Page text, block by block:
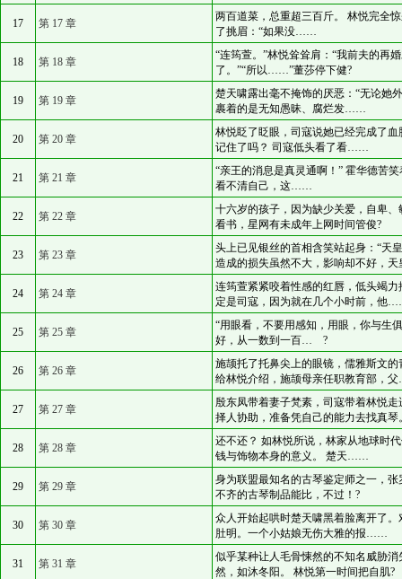
17 第 17 章
两百道菜，总重超三百斤。 林悦完全
了挑眉：“如果没……
18 第 18 章
“连筠萱。”林悦耸耸肩：“我前夫的再
了。”“所以……”董莎停下健?
19 第 19 章
楚天啸露出毫不掩饰的厌恶：“无论她
裹着的是无知愚昧、腐烂发……
20 第 20 章
林悦眨了眨眼，司寇说她已经完成了
记住了吗？ 司寇低头看了看……
21 第 21 章
“亲王的消息是真灵通啊！” 霍华德苦
看不清自己，这……
22 第 22 章
十六岁的孩子，因为缺少关爱，自卑
看书，星网有未成年上网时间管俊?
23 第 23 章
头上已见银丝的首相含笑站起身：“天
造成的损失虽然不大，影响却不好，天
24 第 24 章
连筠萱紧紧咬着性感的红唇，低头竭
定是司寇，因为就在几个小时前，他
25 第 25 章
“用眼看，不要用感知，用眼，你与
好，从一数到一百… ?
26 第 26 章
施颉托了托鼻尖上的眼镜，儒雅斯文
给林悦介绍，施颉母亲任职教育部，
27 第 27 章
殷东凤带着妻子梵素，司寇带着林悦
择人协助，准备凭自己的能力去找真
28 第 28 章
还不还？ 如林悦所说，林家从地球时
钱与饰物本身的意义。 楚天……
29 第 29 章
身为联盟最知名的古琴鉴定师之一，
不齐的古琴制品能比，不过！?
30 第 30 章
众人开始起哄时楚天啸黑着脸离开了
肚明。一个小姑娘无伤大雅的报……
31 第 31 章
似乎某种让人毛骨悚然的不知名威胁
然，如沐冬阳。 林悦第一时间把自肌?